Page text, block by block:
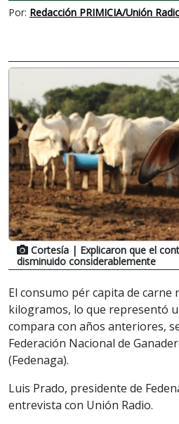
Por: Redacción PRIMICIA/Unión
Cortesía | Explicaron que el
disminuido considerablemente
El consumo pér capita de carne
kilogramos, lo que representó
compara con años anteriores,
Federación Nacional de
(Fedenaga).
Luis Prado, presidente de
entrevista con Unión Radio.